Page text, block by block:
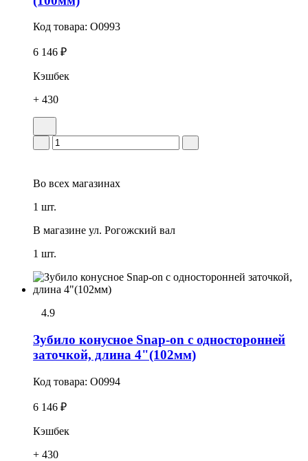
Код товара: O0993
6 146 ₽
Кэшбек
+ 430
Во всех магазинах
1 шт.
В магазине ул. Рогожский вал
1 шт.
4.9
Зубило конусное Snap-on с односторонней
заточкой, длина 4"(102мм)
Код товара: O0994
6 146 ₽
Кэшбек
+ 430